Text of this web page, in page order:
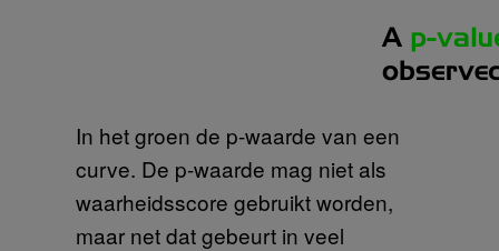
In het groen de p-waarde van een
curve. De p-waarde mag niet als
waarheidsscore gebruikt worden,
maar net dat gebeurt in veel